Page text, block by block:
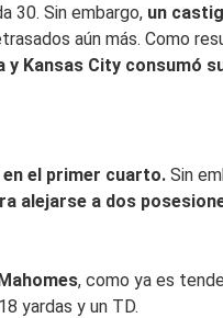
30. Sin embargo, un
aún más. Como
Kansas City consumó
el primer cuarto. Sin
alejarse a dos
, como ya es
yardas y un TD.